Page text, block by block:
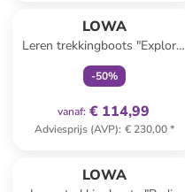
LOWA
Leren trekkingboots "Explorer
II GTX" petrol
-50%
vanaf: € 114,99
Adviesprijs (AVP): € 230,00*
LOWA